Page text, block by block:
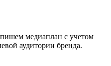
медиаплан с учетом
аудитории бренда.